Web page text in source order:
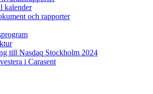
kalender
och rapporter
till Nasdaq Stockholm 2024
i Carasent